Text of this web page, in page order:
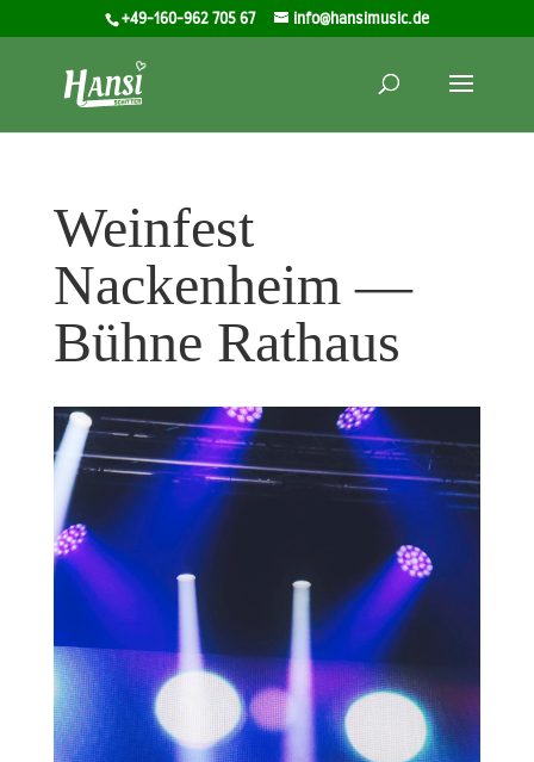
+49-160-962 705 67 info@hansimusic.de
Weinfest
Nackenheim —
Bühne Rathaus